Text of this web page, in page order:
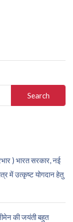
) भारत सरकार, नई
में उत्कृष्ट योगदान हेतु
की जयंती बहुत